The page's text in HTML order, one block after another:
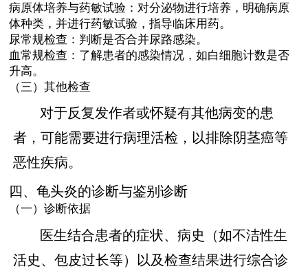
病原体培养与药敏试验：对分泌物进行培养，明确病原
体种类，并进行药敏试验，指导临床用药。
尿常规检查：判断是否合并尿路感染。
血常规检查：了解患者的感染情况，如白细胞计数是否
升高。
（三）其他检查
对于反复发作者或怀疑有其他病变的患
者，可能需要进行病理活检，以排除阴茎癌等
恶性疾病。
四、龟头炎的诊断与鉴别诊断
（一）诊断依据
医生结合患者的症状、病史（如不洁性生
活史、包皮过长等）以及检查结果进行综合诊